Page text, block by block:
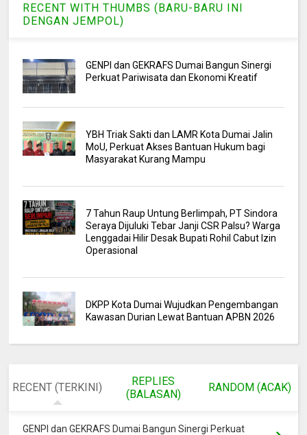
RECENT WITH THUMBS (BARU-BARU INI
DENGAN JEMPOL)
GENPI dan GEKRAFS Dumai Bangun Sinergi
Perkuat Pariwisata dan Ekonomi Kreatif
YBH Triak Sakti dan LAMR Kota Dumai Jalin
MoU, Perkuat Akses Bantuan Hukum bagi
Masyarakat Kurang Mampu
7 Tahun Raup Untung Berlimpah, PT Sindora
Seraya Dijuluki Tebar Janji CSR Palsu? Warga
Lenggadai Hilir Desak Bupati Rohil Cabut Izin
Operasional
DKPP Kota Dumai Wujudkan Pengembangan
Kawasan Durian Lewat Bantuan APBN 2026
RECENT (TERKINI)
REPLIES
(BALASAN)
RANDOM (ACAK)
GENPI dan GEKRAFS Dumai Bangun Sinergi Perkuat